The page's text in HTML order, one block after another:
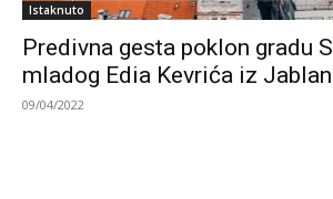
Istaknuto
Predivna gesta poklon gradu
mladog Edia Kevrića iz
09/04/2022